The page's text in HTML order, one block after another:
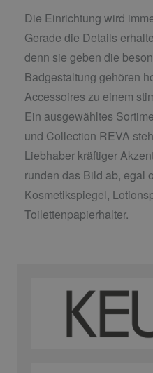
Die Einrichtung wird
Gerade die Details
denn sie geben die
Badgestaltung gehören
Accessoires zu einem
Ein ausgewähltes
und Collection REVA
Liebhaber kräftiger
runden das Bild ab, egal
Kosmetikspiegel,
Toilettenpapierhalter.